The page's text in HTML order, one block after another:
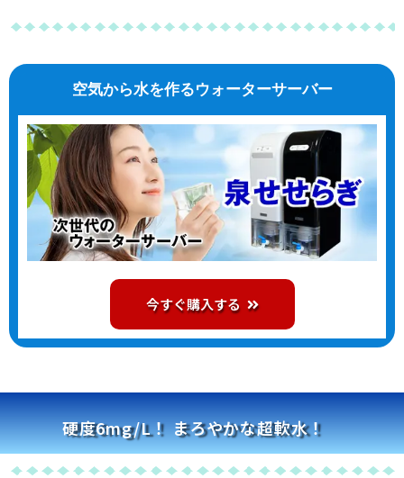
空気から水を作るウォーターサーバー
今すぐ購入する
硬度6mg/L！ まろやかな超軟水！